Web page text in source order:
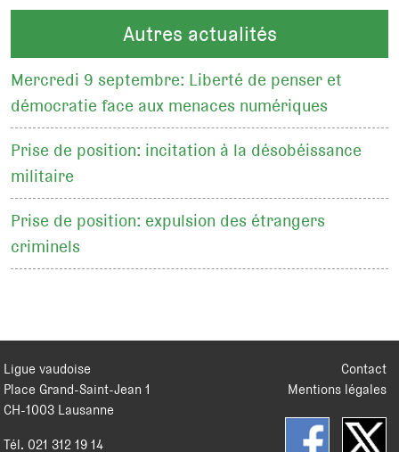
Autres actualités
Mercredi 9 septembre: Liberté de penser et
démocratie face aux menaces numériques
Prise de position: incitation à la désobéissance
militaire
Prise de position: expulsion des étrangers
criminels
Contact
Mentions légales
Ligue vaudoise
Place Grand-Saint-Jean 1
CH-1003 Lausanne
Tél. 021 312 19 14